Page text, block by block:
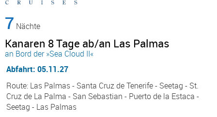
7 Nächte
Kanaren 8 Tage ab/an Las Palmas
an Bord der »Sea Cloud II«
Abfahrt: 05.11.27
Route: Las Palmas - Santa Cruz de Tenerife - Seetag - St.
Cruz de La Palma - San Sebastian - Puerto de la Estaca -
Seetag - Las Palmas